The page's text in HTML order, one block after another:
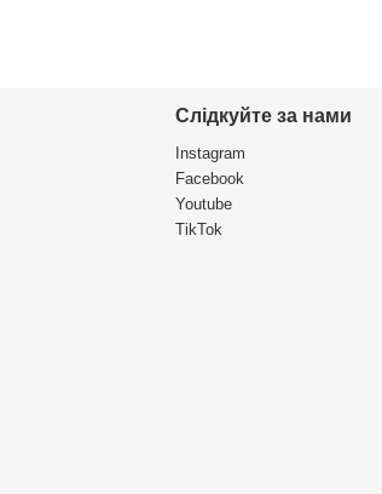
Слідкуйте за нами
Instagram
Facebook
Youtube
TikTok